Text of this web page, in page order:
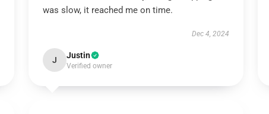
was slow, it reached me on time.
Dec 4, 2024
J Justin
Verified owner